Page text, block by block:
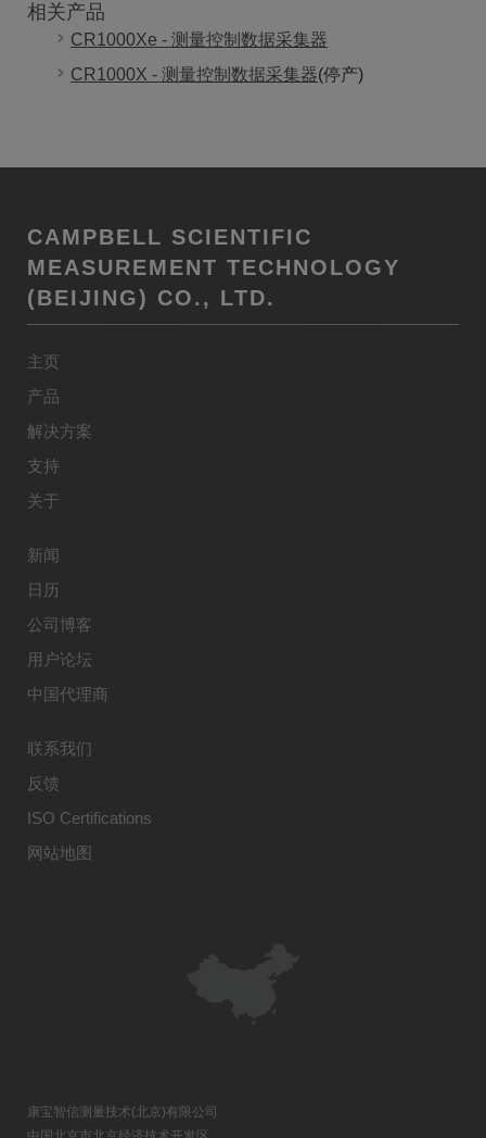
相关产品
CR1000Xe - 测量控制数据采集器
CR1000X - 测量控制数据采集器(停产)
CAMPBELL SCIENTIFIC
MEASUREMENT TECHNOLOGY
(BEIJING) CO., LTD.
主页
产品
解决方案
支持
关于
新闻
日历
公司博客
用户论坛
中国代理商
联系我们
反馈
ISO Certifications
网站地图
康宝智信测量技术(北京)有限公司